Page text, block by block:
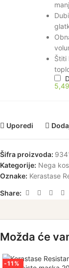
Štiti
Uporedi
Šifra proizvoda:
Kategorije: Nega
Oznake: Kerastase
Share:
Možda će
-11%